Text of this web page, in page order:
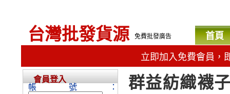
台灣批發貨源 免費批發廣告 首頁
立即加入免費會員，
群益紡織襪
會員登入
帳號：